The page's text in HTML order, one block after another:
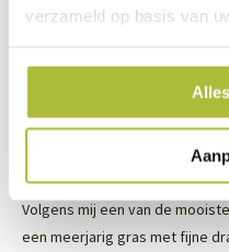
verzameld op basis van
hoogstam. Bij de laagstam
120 cm te groeien bij de
Vedergras, wuivend
Volgens mij een van de
een meerjarig gras met fijne